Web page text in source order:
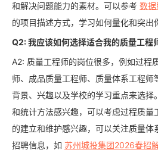
和解决问题能力的素材。可以参考 数据
的项目描述方式，学习如何量化和突出
Q2: 我应该如何选择适合我的质量工程
A2: 质量工程师的岗位很多，例如过程
师、成品质量工程师、质量体系工程师
背景、兴趣以及学校的学习重点来选择
和统计方法感兴趣，可以考虑过程质量
的建立和维护感兴趣，可以关注质量体
招聘信息，如 苏州城投集团2026春招